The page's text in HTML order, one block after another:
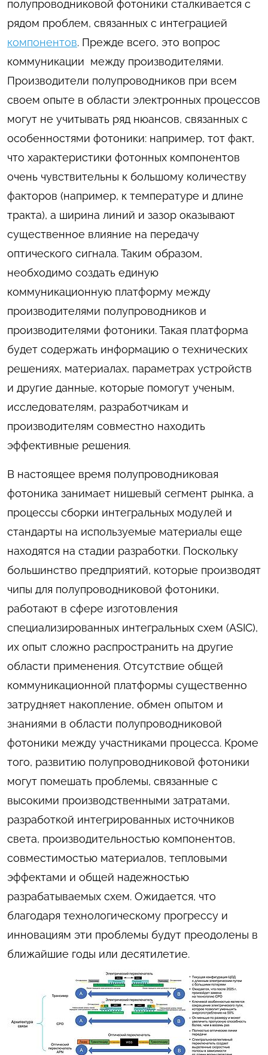
полупроводниковой фотоники сталкивается с
рядом проблем, связанных с интеграцией
компонентов. Прежде всего, это вопрос
коммуникации между производителями.
Производители полупроводников при всем
своем опыте в области электронных процессов
могут не учитывать ряд нюансов, связанных с
особенностями фотоники: например, тот факт,
что характеристики фотонных компонентов
очень чувствительны к большому количеству
факторов (например, к температуре и длине
тракта), а ширина линий и зазор оказывают
существенное влияние на передачу
оптического сигнала. Таким образом,
необходимо создать единую
коммуникационную платформу между
производителями полупроводников и
производителями фотоники. Такая платформа
будет содержать информацию о технических
решениях, материалах, параметрах устройств
и другие данные, которые помогут ученым,
исследователям, разработчикам и
производителям совместно находить
эффективные решения.
В настоящее время полупроводниковая
фотоника занимает нишевый сегмент рынка, а
процессы сборки интегральных модулей и
стандарты на используемые материалы еще
находятся на стадии разработки. Поскольку
большинство предприятий, которые производят
чипы для полупроводниковой фотоники,
работают в сфере изготовления
специализированных интегральных схем (ASIC),
их опыт сложно распространить на другие
области применения. Отсутствие общей
коммуникационной платформы существенно
затрудняет накопление, обмен опытом и
знаниями в области полупроводниковой
фотоники между участниками процесса. Кроме
того, развитию полупроводниковой фотоники
могут помешать проблемы, связанные с
высокими производственными затратами,
разработкой интегрированных источников
света, производительностью компонентов,
совместимостью материалов, тепловыми
эффектами и общей надежностью
разрабатываемых схем. Ожидается, что
благодаря технологическому прогрессу и
инновациям эти проблемы будут преодолены в
ближайшие годы или десятилетие.